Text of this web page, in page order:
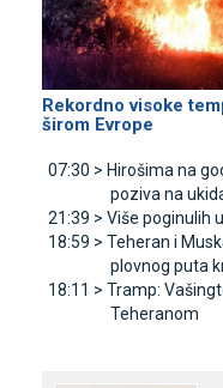
Rekordno visoke
širom Evrope
07:30 > Hirošima na
poziva na
21:39 > Više poginulih
18:59 > Teheran i
plovnog puta
18:11 > Tramp:
Teheranom